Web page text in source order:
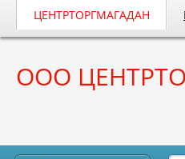
ЦЕНТРТОРГМАГАДАН
ООО